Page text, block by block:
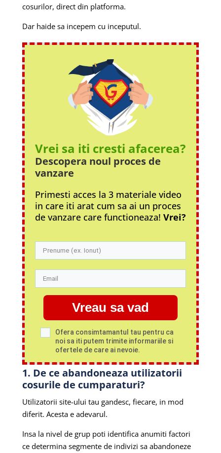
cosurilor, direct din platforma.
Dar haide sa incepem cu inceputul.
Vrei sa iti cresti afacerea?
Descopera noul procesde
vanzare
Primesti acces la 3 materiale video
in care iti arat cum sa ai un proces
de vanzare care functioneaza! Vrei?
Vreau sa vad
Ofera consimtamantul tau pentru ca
noi sa iti putem trimite informariile si
ofertele de care ai nevoie.
1. De ce abandoneaza utilizatorii
cosurile de cumparaturi?
Utilizatorii site-ului tau gandesc, fiecare, in mod
diferit. Acesta e adevarul.
Insa la nivel de grup poti identifica anumiti factori
ce determina segmente de indivizi sa abandoneze